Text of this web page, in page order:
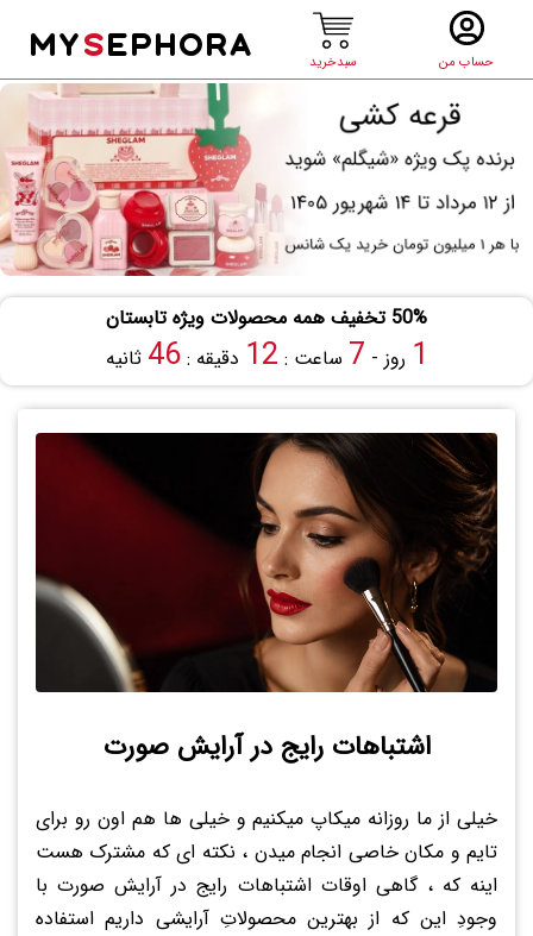
حساب من سبدخرید
MYSEPHORA
50% تخفیف همه محصولات ویژه تابستان
1 روز - 7 ساعت : 12 دقیقه :45 ثانیه
اشتباهات رایج در آرایش صورت
خیلی از ما روزانه میکاپ میکنیم و خیلی ها هم اون رو برای
تایم و مکان خاصی انجام میدن ، نکته ای که مشترک هست
اینه که ، گاهی اوقات اشتباهات رایج در آرایش صورت با
وجودِ این که از بهترین محصولاتِ آرایشی داریم استفاده